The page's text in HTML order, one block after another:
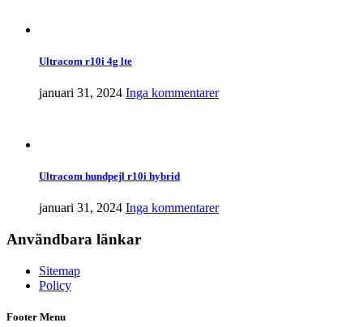
Ultracom r10i 4g lte
januari 31, 2024 Inga kommentarer
Ultracom hundpejl r10i hybrid
januari 31, 2024 Inga kommentarer
Användbara länkar
Sitemap
Policy
Footer Menu